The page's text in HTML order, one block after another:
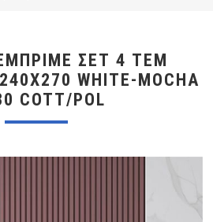
ΣΕΤ 4 ΤΕΜ
WHITE-MOCHA
COTT/POL